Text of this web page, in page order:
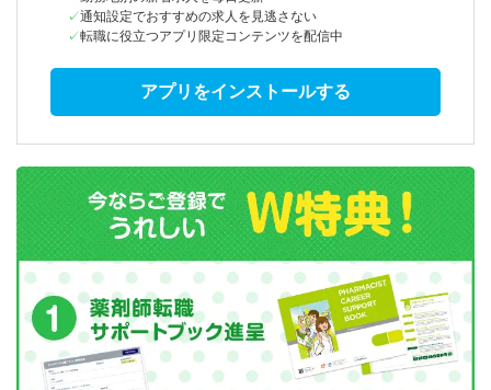
通知設定でおすすめの求人を見逃さない
転職に役立つアプリ限定コンテンツを配信中
アプリをインストールする